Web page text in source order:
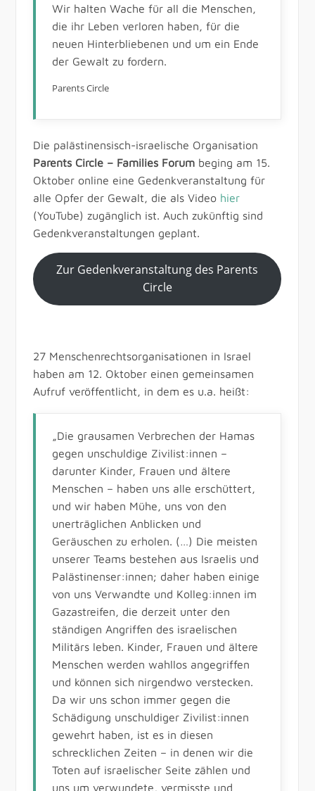
Wir halten Wache für all die Menschen,
die ihr Leben verloren haben, für die
neuen Hinterbliebenen und um ein Ende
der Gewalt zu fordern.
Parents Circle
Die palästinensisch-israelische Organisation
Parents Circle – Families Forumbeging am 15.
Oktober online eine Gedenkveranstaltung für
alle Opfer der Gewalt, die als Video hier
(YouTube) zugänglich ist. Auch zukünftig sind
Gedenkveranstaltungen geplant.
Zur Gedenkveranstaltung des Parents
Circle
27 Menschenrechtsorganisationen in Israel
haben am 12. Oktober einen gemeinsamen
Aufruf veröffentlicht, in dem es u.a. heißt:
„Die grausamen Verbrechen der Hamas
gegen unschuldige Zivilist:innen –
darunter Kinder, Frauen und ältere
Menschen – haben uns alle erschüttert,
und wir haben Mühe, uns von den
unerträglichen Anblicken und
Geräuschen zu erholen. (…) Die meisten
unserer Teams bestehen aus Israelis und
Palästinenser:innen; daher haben einige
von uns Verwandte und Kolleg:innen im
Gazastreifen, die derzeit unter den
ständigen Angriffen des israelischen
Militärs leben. Kinder, Frauen und ältere
Menschen werden wahllos angegriffen
und können sich nirgendwo verstecken.
Da wir uns schon immer gegen die
Schädigung unschuldiger Zivilist:innen
gewehrt haben, ist es in diesen
schrecklichen Zeiten – in denen wir die
Toten auf israelischer Seite zählen und
uns um verwundete, vermisste und